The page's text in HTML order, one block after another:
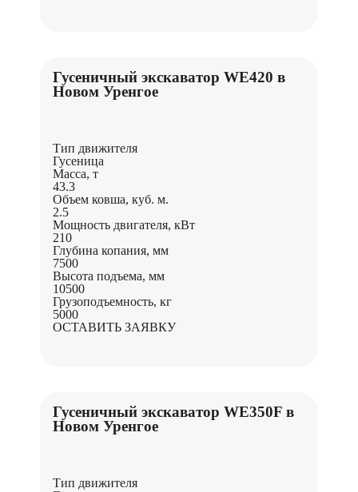
Гусеничный экскаватор WE420 в
Новом Уренгое
Тип движителя
Гусеница
Масса, т
43.3
Объем ковша, куб. м.
2.5
Мощность двигателя, кВт
210
Глубина копания, мм
7500
Высота подъема, мм
10500
Грузоподъемность, кг
5000
ОСТАВИТЬ ЗАЯВКУ
Гусеничный экскаватор WE350F в
Новом Уренгое
Тип движителя